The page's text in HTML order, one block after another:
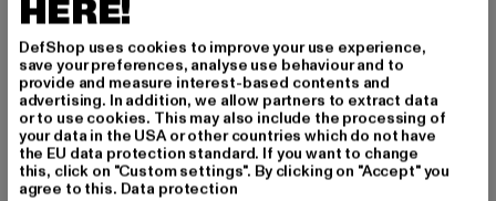
KARL KANI KARL KANI
HERE!
DefShop uses cookies to improve your use experience,
save your preferences, analyse use behaviour and to
provide and measure interest-based contents and
advertising. In addition, we allow partners to extract data
or to use cookies. This may also include the processing of
your data in the USA or other countries which do not have
the EU data protection standard. If you want to change
this, click on "Custom settings". By clicking on "Accept" you
agree to this. Data protection